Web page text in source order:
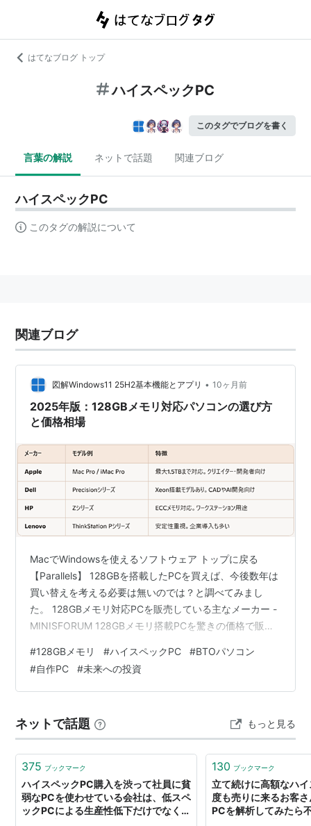
はてなブログ トップ
ハイスペックPC
このタグでブログを書く
言葉の解説 ネットで話題 関連ブログ
ハイスペックPC
このタグの解説について
関連ブログ
図解Windows11 25H2基本機能とアプリ • 10ヶ月前
2025年版：128GBメモリ対応パソコンの選び方
と価格相場
MacでWindowsを使えるソフトウェア トップに戻る
【Parallels】 128GBを搭載したPCを買えば、今後数年は
買い替えを考える必要は無いのでは？と調べてみまし
た。 128GBメモリ対応PCを販売している主なメーカー -
MINISFORUM 128GBメモリ搭載PCを驚きの価格で販売
一部のiMacモデルで128GB以上のメモリ構成が可能-
Dell：Precisionシリーズなど、ワークステーション向け
モデルで対応- HP：Zシリーズなどのプロ向けワークステ
#128GBメモリ #ハイスペックPC #BTOパソコン
#自作PC #未来への投資
ネットで話題 もっと見る
375 ブックマーク
ハイスペックPC購入を渋って社員に貧
弱なPCを使わせている会社は、低スペ
ックPCによる生産性低下だけでなく社
130 ブックマーク
立て続けに高額なハ
度も売りに来るお客
PCを解析してみたら